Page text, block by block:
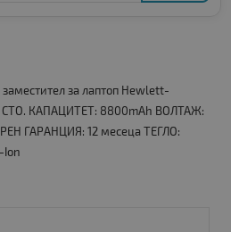
за лаптоп Hewlett-
КАПАЦИТЕТ: 8800mAh ВОЛТАЖ:
ГАРАНЦИЯ: 12 месеца ТЕГЛО:
Ion